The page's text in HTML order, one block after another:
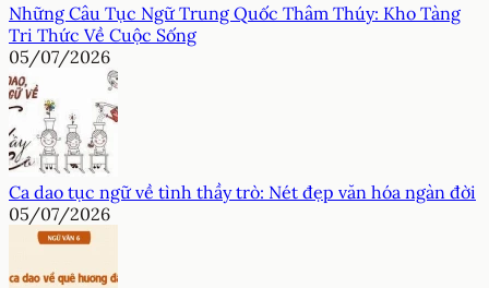
Những Câu Tục Ngữ Trung Quốc Thâm Thúy: Kho Tàng
Tri Thức Về Cuộc Sống
05/07/2026
Ca dao tục ngữ về tình thầy trò: Nét đẹp văn hóa ngàn đời
05/07/2026